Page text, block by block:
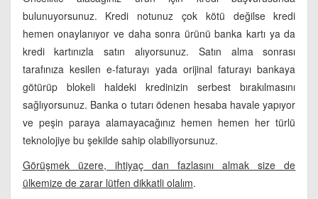
bulunuyorsunuz. Kredi notunuz çok kötü değilse kredi
hemen onaylanıyor ve daha sonra ürünü banka kartı ya da
kredi kartınızla satın alıyorsunuz. Satın alma sonrası
tarafınıza kesilen e-faturayı yada orijinal faturayı bankaya
götürüp blokeli haldeki kredinizin serbest bırakılmasını
sağlıyorsunuz. Banka o tutarı ödenen hesaba havale yapıyor
ve peşin paraya alamayacağınız hemen hemen her türlü
teknolojiye bu şekilde sahip olabiliyorsunuz.
Görüşmek üzere, ihtiyaç dan fazlasını almak size de
ülkemize de zarar lütfen dikkatli olalım.